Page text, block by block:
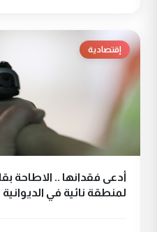
إقتصادية
أدعى فقدانها .. الاطاحة
لمنطقة نائية في الديوانية